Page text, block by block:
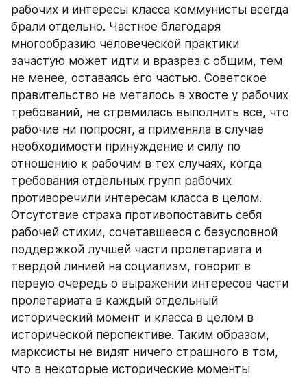
рабочих и интересы класса коммунисты всегда
брали отдельно. Частное благодаря
многообразию человеческой практики
зачастую может идти и вразрез с общим, тем
не менее, оставаясь его частью. Советское
правительство не металось в хвосте у рабочих
требований, не стремилась выполнить все, что
рабочие ни попросят, а применяла в случае
необходимости принуждение и силу по
отношению к рабочим в тех случаях, когда
требования отдельных групп рабочих
противоречили интересам класса в целом.
Отсутствие страха противопоставить себя
рабочей стихии, сочетавшееся с безусловной
поддержкой лучшей части пролетариата и
твердой линией на социализм, говорит в
первую очередь о выражении интересов части
пролетариата в каждый отдельный
исторический момент и класса в целом в
исторической перспективе. Таким образом,
марксисты не видят ничего страшного в том,
что в некоторые исторические моменты